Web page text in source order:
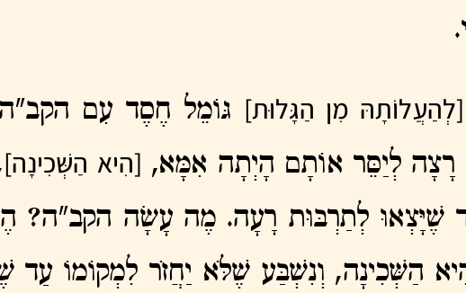
[לְהַעֲלוֹתָהּ מִן הַגָּלוּת] גּוֹמֵל חֶסֶד עִם
רָצָה לְיַסֵּר אוֹתָם הָיְתָה אִמָּא, [הִיא הַשְּׁכִינָה]
שֶׁיָּצְאוּ לְתַרְבּוּת רָעָה. מֶה עָשָׂה הקב"ה?
הַשְּׁכִינָה, וְנִשְׁבַּע שֶׁלֹּא יַחֲזֹר לִמְקוֹמוֹ עַד